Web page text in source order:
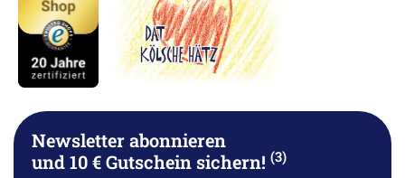
Newsletter abonnieren
und 10 € Gutschein sichern! (3)